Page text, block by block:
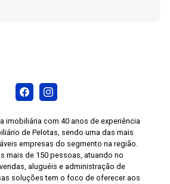
imobiliária com 40 anos de experiência
de Pelotas, sendo uma das mais
empresas do segmento na região.
mais de 150 pessoas, atuando no
aluguéis e administração de
soluções tem o foco de oferecer aos